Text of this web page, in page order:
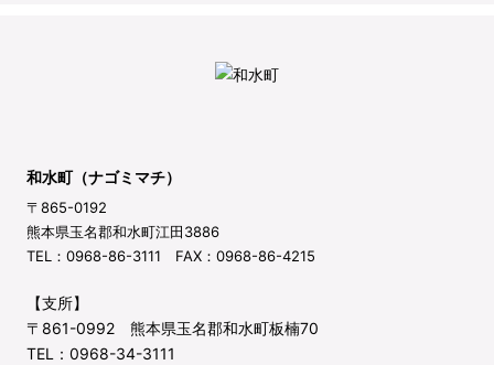
和水町（ナゴミマチ）
〒865-0192
熊本県玉名郡和水町江田3886
TEL：0968-86-3111 FAX：0968-86-4215
【支所】
〒861-0992 熊本県玉名郡和水町板楠70
TEL：0968-34-3111